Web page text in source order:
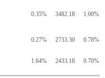
0.35% 3482.18 1.00%
0.27% 2733.30 0.78%
1.64% 2433.18 0.70%